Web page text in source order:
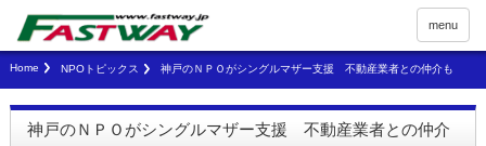
menu
Home NPOトピックス 神戸のＮＰＯがシングルマザー支援 不動産業者との仲介も
神戸のＮＰＯがシングルマザー支援 不動産業者との仲介